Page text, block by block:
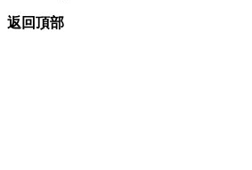
返回頂部